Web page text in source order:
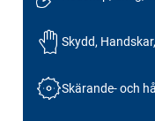
Skydd,
Skärande- och